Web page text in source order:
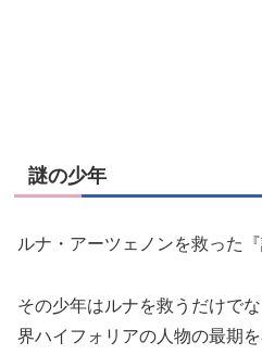
謎の少年
ルナ・アーツェノンを救った『
その少年はルナを救うだけで
界ハイフォリアの人物の最期